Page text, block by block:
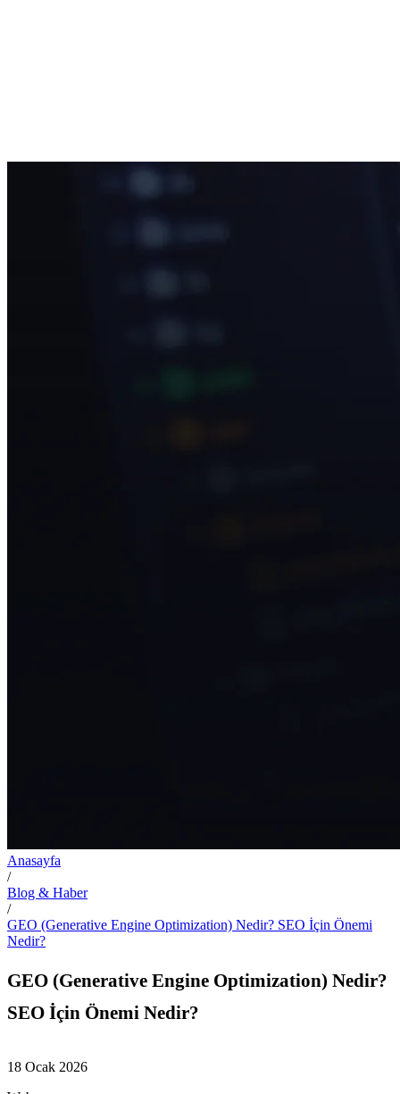
Anasayfa
/
Blog & Haber
/
GEO (Generative Engine Optimization) Nedir? SEO İçin Önemi
Nedir?
GEO (Generative Engine Optimization) Nedir?
SEO İçin Önemi Nedir?
18 Ocak 2026